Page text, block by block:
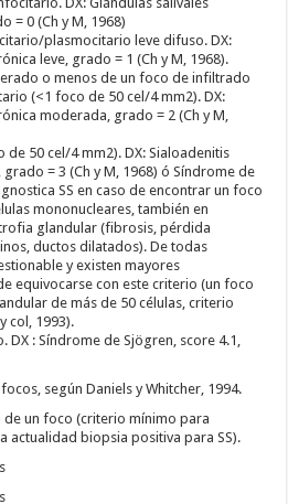
= 0 (Ch y M, 1968)
plasmocitario leve difuso. DX:
leve, grado = 1 (Ch y M, 1968).
o menos de un foco de infiltrado
(<1 foco de 50 cel/4 mm2). DX:
moderada, grado = 2 (Ch y M,
de 50 cel/4 mm2). DX: Sialoadenitis
grado = 3 (Ch y M, 1968) ó Síndrome de
SS en caso de encontrar un foco
mononucleares, también en
glandular (fibrosis, pérdida
ductos dilatados). De todas
y existen mayores
equivocarse con este criterio (un foco
de más de 50 células, criterio
col, 1993).
DX : Síndrome de Sjögren, score 4.1,
según Daniels y Whitcher, 1994.
de un foco (criterio mínimo para
actualidad biopsia positiva para SS).